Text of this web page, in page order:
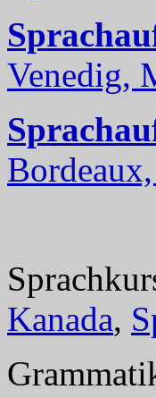
Venedig,
Kanada,